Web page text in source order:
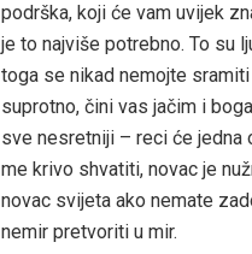
podrška, koji će vam uvijek
je to najviše potrebno. To su
toga se nikad nemojte
suprotno, čini vas jačim i
sve nesretniji – reci će jedna
me krivo shvatiti, novac je
novac svijeta ako nemate
nemir pretvoriti u mir.